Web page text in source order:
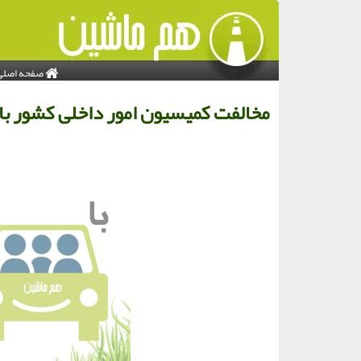
صفحه
مخالفت کمیسیون امور داخلی کشور